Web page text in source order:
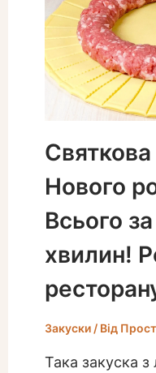
Нового
Всього
хвилин!
Закуски/ Від
Така закуска з